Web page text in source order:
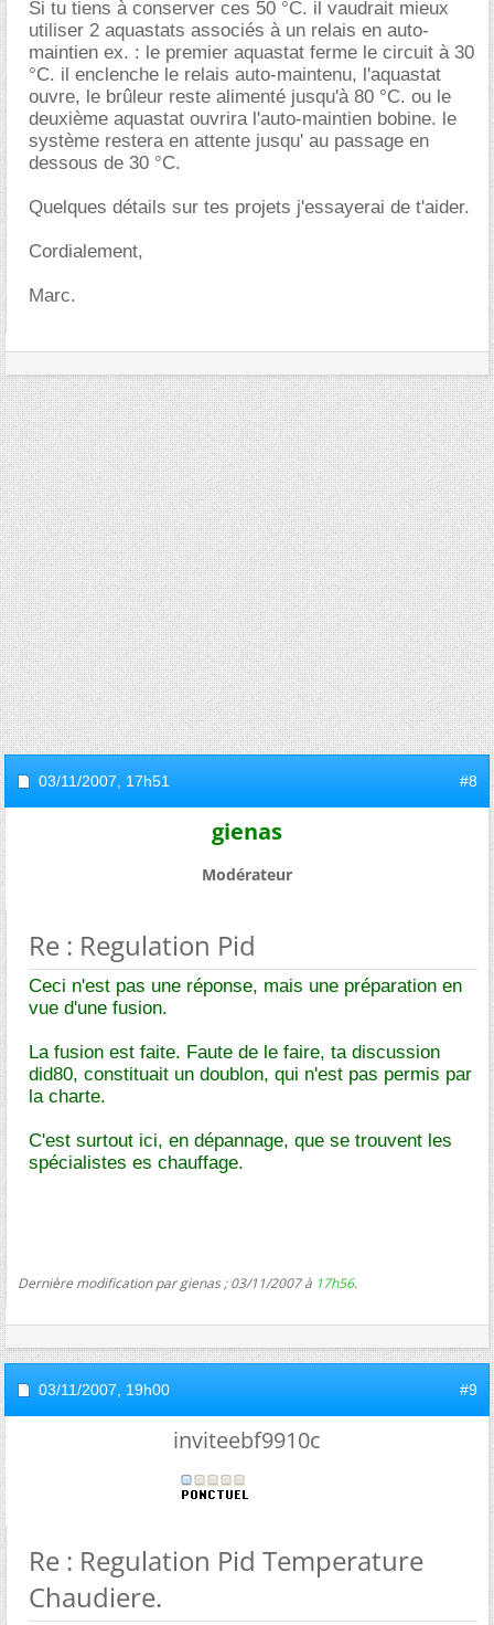
Si tu tiens à conserver ces 50 °C. il vaudrait mieux
utiliser 2 aquastats associés à un relais en auto-
maintien ex. : le premier aquastat ferme le circuit à 30
°C. il enclenche le relais auto-maintenu, l'aquastat
ouvre, le brûleur reste alimenté jusqu'à 80 °C. ou le
deuxième aquastat ouvrira l'auto-maintien bobine. le
système restera en attente jusqu' au passage en
dessous de 30 °C.
Quelques détails sur tes projets j'essayerai de t'aider.
Cordialement,
Marc.
03/11/2007, 17h51 #8
gienas
Modérateur
Re : Regulation Pid
Ceci n'est pas une réponse, mais une préparation en
vue d'une fusion.
La fusion est faite. Faute de le faire, ta discussion
did80, constituait un doublon, qui n'est pas permis par
la charte.
C'est surtout ici, en dépannage, que se trouvent les
spécialistes es chauffage.
Dernière modification par gienas ; 03/11/2007 à 17h56.
03/11/2007, 19h00 #9
inviteebf9910c
Re : Regulation Pid Temperature
Chaudiere.